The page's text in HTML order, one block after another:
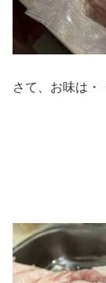
さて、お味は・